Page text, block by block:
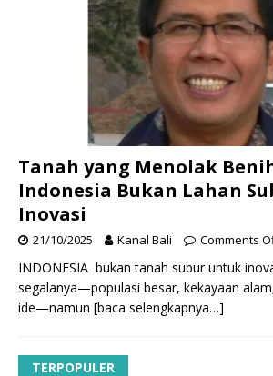
Tanah yang Menolak
Indonesia Bukan Lahan
Inovasi
21/10/2025 Kanal Bali Comments
INDONESIA bukan tanah subur untuk
segalanya—populasi besar, kekayaan
ide—namun [baca selengkapnya…]
TERPOPULER